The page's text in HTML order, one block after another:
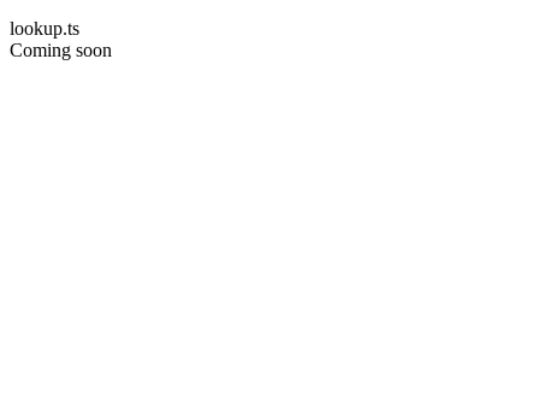
lookup.ts
Coming soon